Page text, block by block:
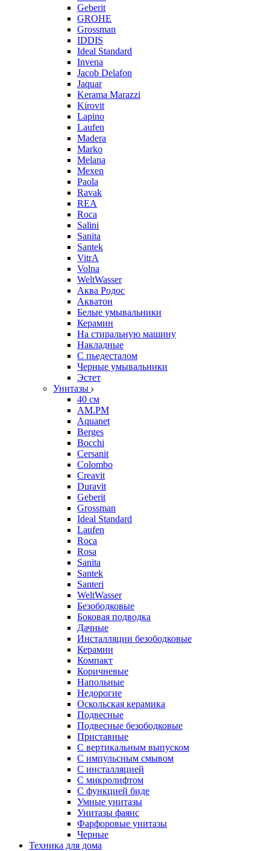
Geberit
GROHE
Grossman
IDDIS
Ideal Standard
Invena
Jacob Delafon
Jaquar
Kerama Marazzi
Kirovit
Lapino
Laufen
Madera
Marko
Melana
Mexen
Paola
Ravak
REA
Roca
Salini
Sanita
Santek
VitrA
Volna
WeltWasser
Аква Родос
Акватон
Белые умывальники
Керамин
На стиральную машину
Накладные
С пьедесталом
Черные умывальники
Эстет
Унитазы
40 см
AM.PM
Aquanet
Berges
Bocchi
Cersanit
Colombo
Creavit
Duravit
Geberit
Grossman
Ideal Standard
Laufen
Roca
Rosa
Sanita
Santek
Santeri
WeltWasser
Безободковые
Боковая подводка
Дачные
Инсталляции безободковые
Керамин
Компакт
Коричневые
Напольные
Недорогие
Оскольская керамика
Подвесные
Подвесные безободковые
Приставные
С вертикальным выпуском
С импульсным смывом
С инсталляцией
С микролифтом
С функцией биде
Умные унитазы
Унитазы фаянс
Фарфоровые унитазы
Черные
Техника для дома